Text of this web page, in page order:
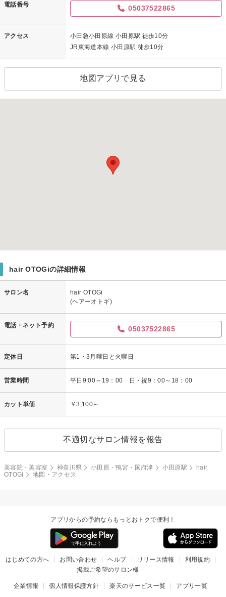
電話番号 05037522865
アクセス
小田急小田原線 小田原駅 徒歩10分
JR東海道本線 小田原駅 徒歩10分
地図アプリで見る
hair OTOGiの詳細情報
サロン名
hair OTOGi
(ヘアーオトギ)
電話・ネット予約 05037522865
定休日 第1・3月曜日と火曜日
営業時間 平日9:00～19：00 日・祝9：00～18：00
カット単価 ￥3,100～
不適切なサロン情報を報告
美容院・美容室 神奈川県 小田原・鴨宮・国府津 小田原駅
hair
OTOGi
地図・アクセス
アプリからの予約ならもっとおトクで便利！
はじめての方へ お問い合わせ ヘルプ リリース情報
利用規約
掲載ご希望のサロン様
企業情報 個人情報保護方針 楽天のサービス一覧 アプリ一覧